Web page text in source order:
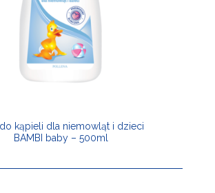
do kąpieli dla niemowląt i dzieci
BAMBI baby – 500ml